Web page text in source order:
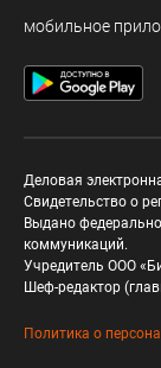
мобильное
Деловая
Свидетельство о
Выдано
коммуникаций.
Учредитель ООО
Шеф-редактор
Политика о